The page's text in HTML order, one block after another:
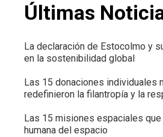
Últimas
La declaración de Estocolmo y
en la sostenibilidad global
Las 15 donaciones individuales
redefinieron la filantropía y la
Las 15 misiones espaciales
humana del espacio